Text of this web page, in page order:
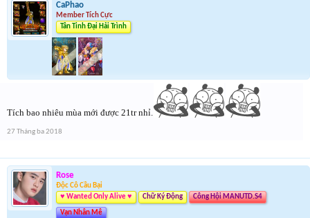
CaPhao
Member Tích Cực
Tân Tinh Đại Hải Trình
Tích bao nhiêu mùa mới được 21tr nhỉ.
27 Tháng ba 2018
Rose
Độc Cô Cầu Bại
♥ Wanted Only Alive ♥
Chữ Ký Động Công Hội MANUTD.S4
Vạn Nhân Mê